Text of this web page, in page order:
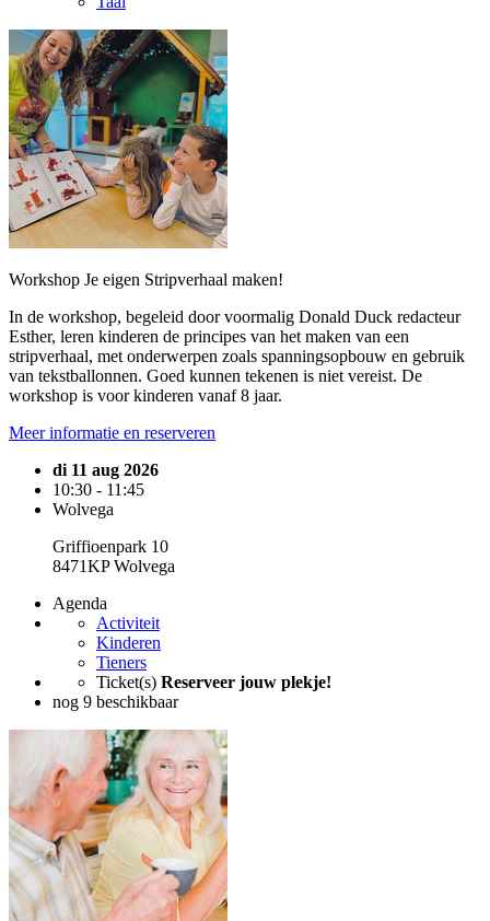
Workshop Je eigen Stripverhaal maken!
In de workshop, begeleid door voormalig Donald Duck redacteur
Esther, leren kinderen de principes van het maken van een
stripverhaal, met onderwerpen zoals spanningsopbouw en gebruik
van tekstballonnen. Goed kunnen tekenen is niet vereist. De
workshop is voor kinderen vanaf 8 jaar.
Meer informatie en reserveren
di 11 aug 2026
10:30 - 11:45
Wolvega
Griffioenpark 10
8471KP Wolvega
Agenda
Activiteit
Kinderen
Tieners
Ticket(s) Reserveer jouw plekje!
nog 9 beschikbaar